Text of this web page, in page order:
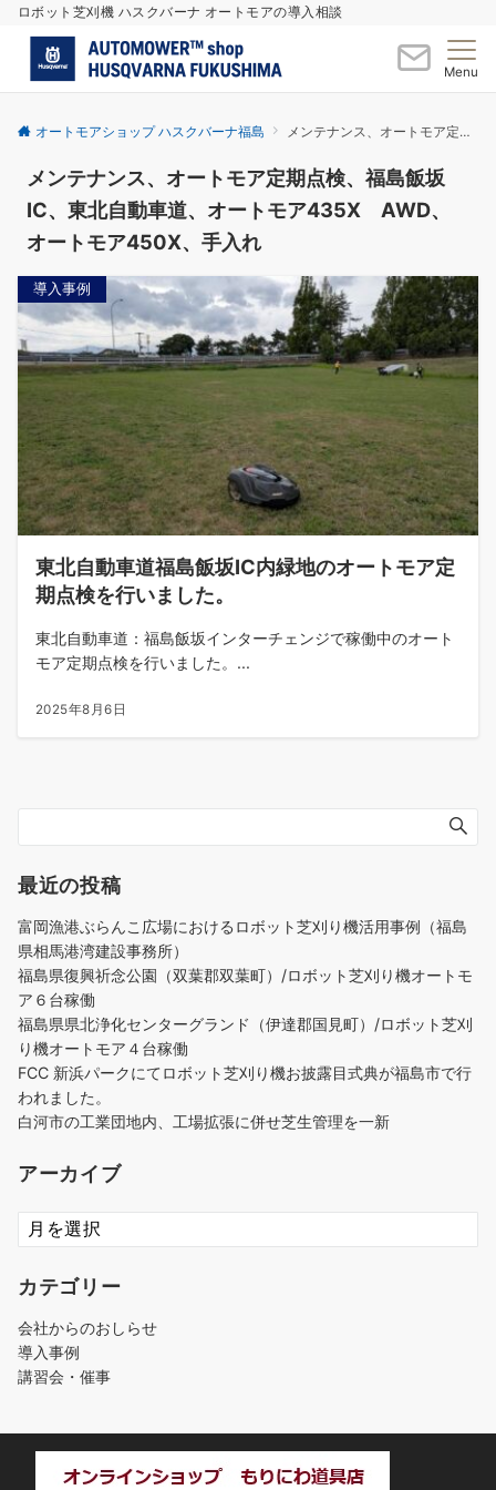
ロボット芝刈機 ハスクバーナ オートモアの導入相談
Menu
オートモアショップ ハスクバーナ福島 メンテナンス、オートモア定期点検、福島飯坂IC、東北自動車道、オートモア435X AWD、オートモア450X、手入れ
メンテナンス、オートモア定期点検、福島飯坂
IC、東北自動車道、オートモア435X AWD、
オートモア450X、手入れ
導入事例
東北自動車道福島飯坂IC内緑地のオートモア定
期点検を行いました。
東北自動車道：福島飯坂インターチェンジで稼働中のオート
モア定期点検を行いました。...
2025年8月6日
最近の投稿
富岡漁港ぶらんこ広場におけるロボット芝刈り機活用事例（福島
県相馬港湾建設事務所）
福島県復興祈念公園（双葉郡双葉町）/ロボット芝刈り機オートモ
ア６台稼働
福島県県北浄化センターグランド（伊達郡国見町）/ロボット芝刈
り機オートモア４台稼働
FCC 新浜パークにてロボット芝刈り機お披露目式典が福島市で行
われました。
白河市の工業団地内、工場拡張に併せ芝生管理を一新
アーカイブ
ア
ー
イ
カテゴリー
会社からのおしらせ
導入事例
講習会・催事